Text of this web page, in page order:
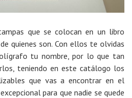
que se colocan en un libro
quienes son. Con ellos te olvidas
tu nombre, por lo que tan
teniendo en este catálogo los
que vas a encontrar en el
para que nadie se quede